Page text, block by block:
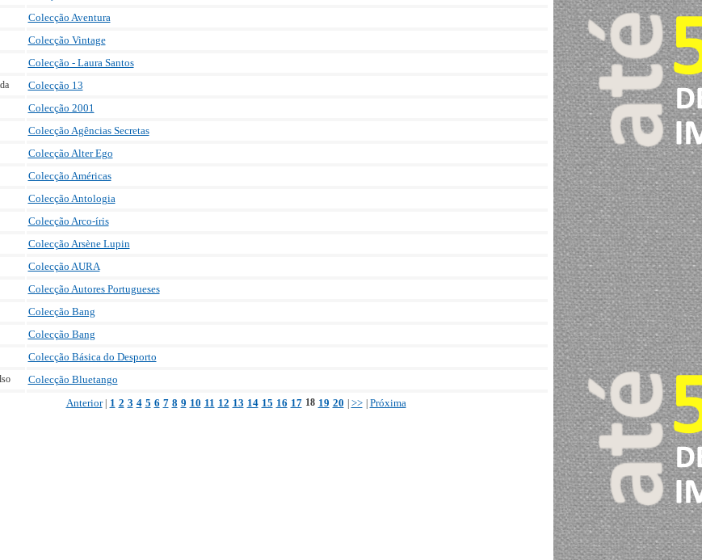
Colecção Aventura
Colecção Vintage
Colecção - Laura Santos
Colecção 13
Colecção 2001
Colecção Agências Secretas
Colecção Alter Ego
Colecção Américas
Colecção Antologia
Colecção Arco-íris
Colecção Arsène Lupin
Colecção AURA
Colecção Autores Portugueses
Colecção Bang
Colecção Bang
Colecção Básica do Desporto
Colecção Bluetango
Anterior| 1 2 3 4 5 6 7 8 9 10 11 12 13 14 15 16 17 18 19 20 >> Próxima